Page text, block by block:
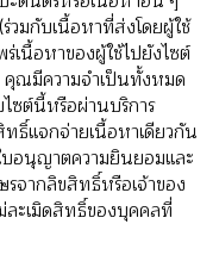
วมกับเนื้อหาที่ส่งโดยผู้ใช้
เนื้อหาของผู้ใช้ไปยังไซต์
คุณมีความจําเป็นทั้งหมด
ซต์นี้หรือผ่านบริการ
ธิ์แจกจ่ายเนื้อหาเดียวกัน
อนุญาตความยินยอมและ
จากลิขสิทธิ์หรือเจ้าของ
ละเมิดสิทธิ์ของบุคคลที่